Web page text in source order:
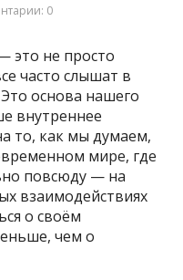
0
это не просто
часто слышат в
основа нашего
внутреннее
то, как мы думаем,
мире, где
повсюду — на
взаимодействиях
о своём
чем о